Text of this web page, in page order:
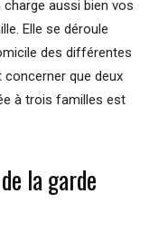
aussi bien vos
Elle se déroule
des différentes
que deux
à trois familles est
la garde